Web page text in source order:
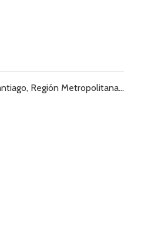
Región Metropolitana, Chile